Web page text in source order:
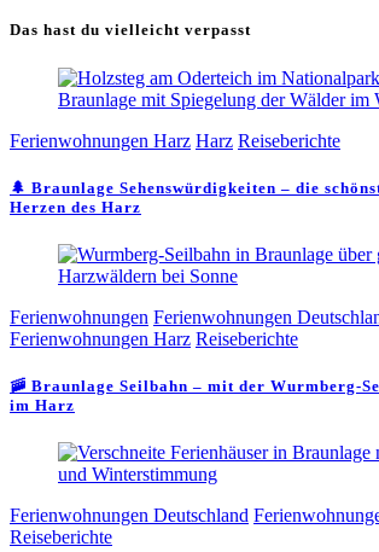
Das hast du vielleicht verpasst
Ferienwohnungen Harz Harz Reiseberichte
🌲 Braunlage Sehenswürdigkeiten – die
Herzen des Harz
Ferienwohnungen Ferienwohnungen
Ferienwohnungen Harz Reiseberichte
🚠 Braunlage Seilbahn – mit der Wurmberg-
im Harz
Ferienwohnungen Deutschland
Reiseberichte